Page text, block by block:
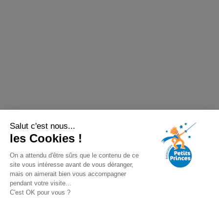
Salut c'est nous...
les Cookies !
On a attendu d'être sûrs que le contenu de ce
site vous intéresse avant de vous déranger,
mais on aimerait bien vous accompagner
pendant votre visite...
C'est OK pour vous ?